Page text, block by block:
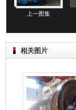
上一图集
相关图片